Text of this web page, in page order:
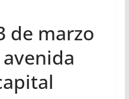
de marzo